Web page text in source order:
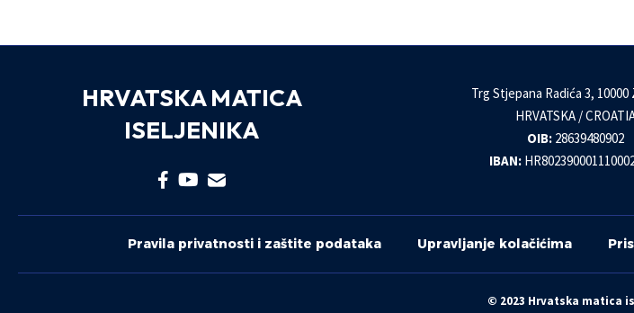
HRVATSKA MATICA
ISELJENIKA
Trg Stjepana Radića 3, 10000
HRVATSKA /
OIB:28639480902
IBAN:
Pravila privatnosti i zaštite podataka Upravljanje kolačićima
© 2023 Hrvatska matica